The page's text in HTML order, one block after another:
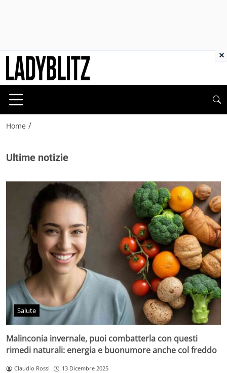
Home /
Ultime notizie
Salute
Malinconia invernale, puoi combatterla con questi
rimedi naturali: energia e buonumore anche col freddo
Claudio Rossi 13 Dicembre 2025
×